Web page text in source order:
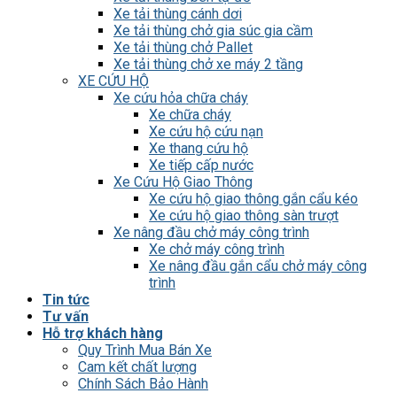
Xe tải thùng cánh dơi
Xe tải thùng chở gia súc gia cầm
Xe tải thùng chở Pallet
Xe tải thùng chở xe máy 2 tầng
XE CỨU HỘ
Xe cứu hỏa chữa cháy
Xe chữa cháy
Xe cứu hộ cứu nạn
Xe thang cứu hộ
Xe tiếp cấp nước
Xe Cứu Hộ Giao Thông
Xe cứu hộ giao thông gắn cẩu kéo
Xe cứu hộ giao thông sàn trượt
Xe nâng đầu chở máy công trình
Xe chở máy công trình
Xe nâng đầu gắn cẩu chở máy công
trình
Tin tức
Tư vấn
Hỗ trợ khách hàng
Quy Trình Mua Bán Xe
Cam kết chất lượng
Chính Sách Bảo Hành